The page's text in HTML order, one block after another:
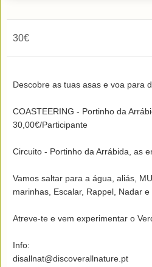
30€
Descobre as tuas asas e voa para
COASTEERING - Portinho da
30,00€/Participante
Circuito - Portinho da Arrábida, as
Vamos saltar para a água, aliás,
marinhas, Escalar, Rappel, Nadar
Atreve-te e vem experimentar o
Info:
disallnat@discoverallnature.pt